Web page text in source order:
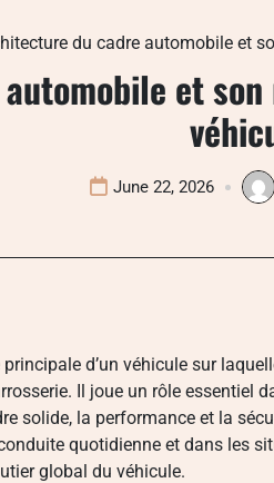
du cadre automobile et
et
June 22, 2026
d’un véhicule sur
Il joue un rôle essentiel
solide, la performance et la
quotidienne et dans les
global du véhicule.